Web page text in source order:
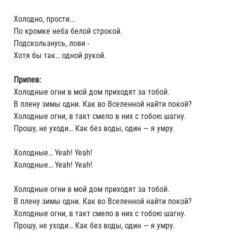
Холодно, прости...
По кромке неба белой строкой.
Подскользнусь, лови -
Хотя бы так… одной рукой.
Припев:
Холодные огни в мой дом приходят за тобой.
В плену зимы одни. Как во Вселенной найти покой?
Холодные огни, в такт смело в них с тобою шагну.
Прошу, не уходи… Как без воды, один — я умру.
Холодные… Yeah! Yeah!
Холодные… Yeah! Yeah!
Холодные огни в мой дом приходят за тобой.
В плену зимы одни. Как во Вселенной найти покой?
Холодные огни, в такт смело в них с тобою шагну.
Прошу, не уходи… Как без воды, один — я умру.